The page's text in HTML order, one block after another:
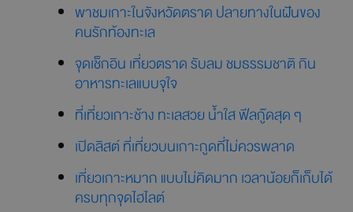
พาชมเกาะในจังหวัดตราด ปลายทางในฝันของ
คนรักท้องทะเล
จุดเช็กอิน เที่ยวตราด รับลม ชมธรรมชาติ กิน
อาหารทะเลแบบจุใจ
ที่เที่ยวเกาะช้าง ทะเลสวย น้ำใส ฟีลกู๊ดสุด ๆ
เปิดลิสต์ ที่เที่ยวบนเกาะกูดที่ไม่ควรพลาด
เที่ยวเกาะหมาก แบบไม่คิดมาก เวลาน้อยก็เก็บได้
ครบทุกจุดไฮไลต์